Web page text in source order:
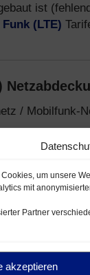
um unsere
mit
Partner
akzeptieren
ist
(LTE)
/ Mobilfunk-
/ HSPA
/ HSPA
Netz
zu Mobilfunk